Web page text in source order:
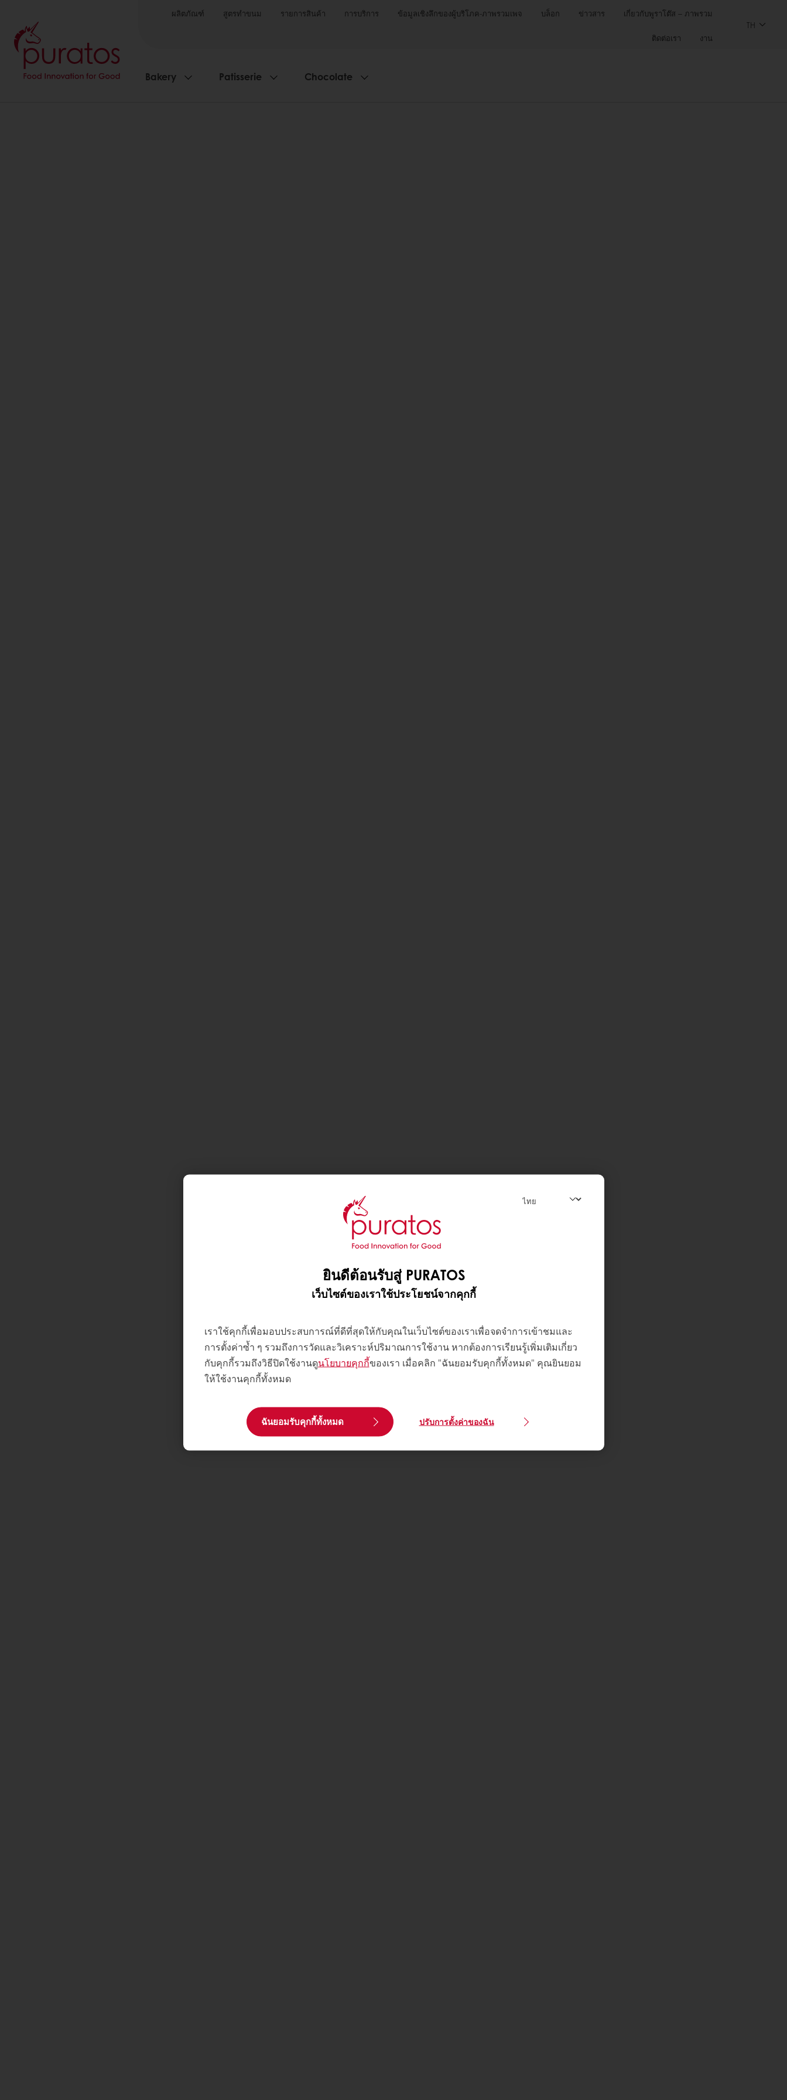
ผลิตภัณฑ์ สูตรทำขนม รายการสินค้า การบริการ ข้อมูลเชิงลึกของผู้บริโภค-ภาพรวมเพจ บล็อก ข่าวสาร เกี่ยวกับพูราโต๊ส – ภาพรวม
ติดต่อเรา งาน
TH
Bakery Patisserie Chocolate
ยินดีต้อนรับสู่ PURATOS
เว็บไซต์ของเราใช้ประโยชน์จากคุกกี้
เราใช้คุกกี้เพื่อมอบประสบการณ์ที่ดีที่สุดให้กับคุณในเว็บไซต์ของเราเพื่อจดจำการเข้าชมและ
การตั้งค่าซ้ำ ๆ รวมถึงการวัดและวิเคราะห์ปริมาณการใช้งาน หากต้องการเรียนรู้เพิ่มเติมเกี่ยว
กับคุกกี้รวมถึงวิธีปิดใช้งานดูนโยบายคุกกี้ของเรา เมื่อคลิก "ฉันยอมรับคุกกี้ทั้งหมด" คุณยินยอม
ให้ใช้งานคุกกี้ทั้งหมด
ฉันยอมรับคุกกี้ทั้งหมด ปรับการตั้งค่าของฉัน